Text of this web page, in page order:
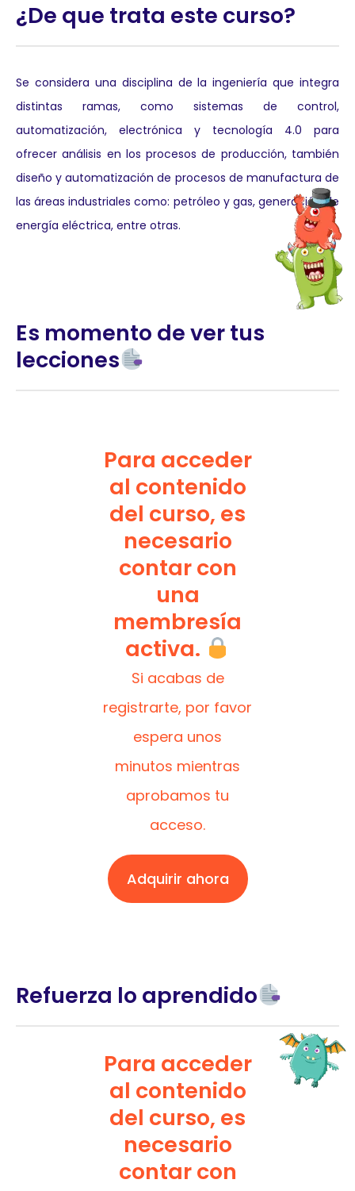
¿De que trata este curso?
Se considera una disciplina de la ingeniería que integra
distintas ramas, como sistemas de control,
automatización, electrónica y tecnología 4.0 para
ofrecer análisis en los procesos de producción, también
diseño y automatización de procesos de manufactura de
las áreas industriales como: petróleo y gas, generación de
energía eléctrica, entre otras.
Es momento de ver tus
lecciones
Para acceder
al contenido
del curso, es
necesario
contar con
una
membresía
activa.
Si acabas de
registrarte, por favor
espera unos
minutos mientras
aprobamos tu
acceso.
Adquirir ahora
Refuerza lo aprendido
Para acceder
al contenido
del curso, es
necesario
contar con